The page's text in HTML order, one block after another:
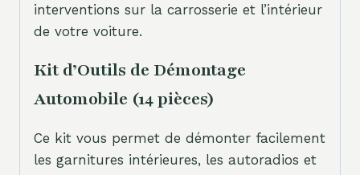
interventions sur la carrosserie et l’intérieur
de votre voiture.
Kit d’Outils de Démontage
Automobile (14 pièces)
Ce kit vous permet de démonter facilement
les garnitures intérieures, les autoradios et